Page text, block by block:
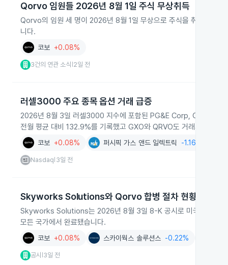
Qorvo 임원들 2026년 8월 1일 주식 무상취득
Qorvo의 임원 세 명이 2026년 8월 1일 무상으로 주식을 취득해 보
니다.
코보 +0.08%
3건의 연관 소식 2일 전
러셀3000 주요 종목 옵션 거래 급증
2026년 8월 3일 러셀3000 지수에 포함된 PG&E Corp, GXO
전월 평균 대비 132.9%를 기록했고 GXO와 QRVO도 거래가 확대됐
코보 +0.08% 퍼시픽 가스 앤드 일렉트릭 -1.16%
Nasdaq 3일 전
Skyworks Solutions와 Qorvo 합병 절차 현황
Skyworks Solutions는 2026년 8월 3일 8-K 공시로 미국 반독점 심
모든 국가에서 완료됐습니다.
코보 +0.08% 스카이웍스 솔루션스 -0.22%
공시 3일 전